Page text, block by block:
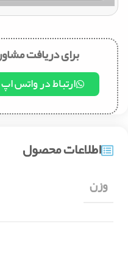
برای دریافت
ارتباط در واتس اپ
اطلاعات محصول
وزن